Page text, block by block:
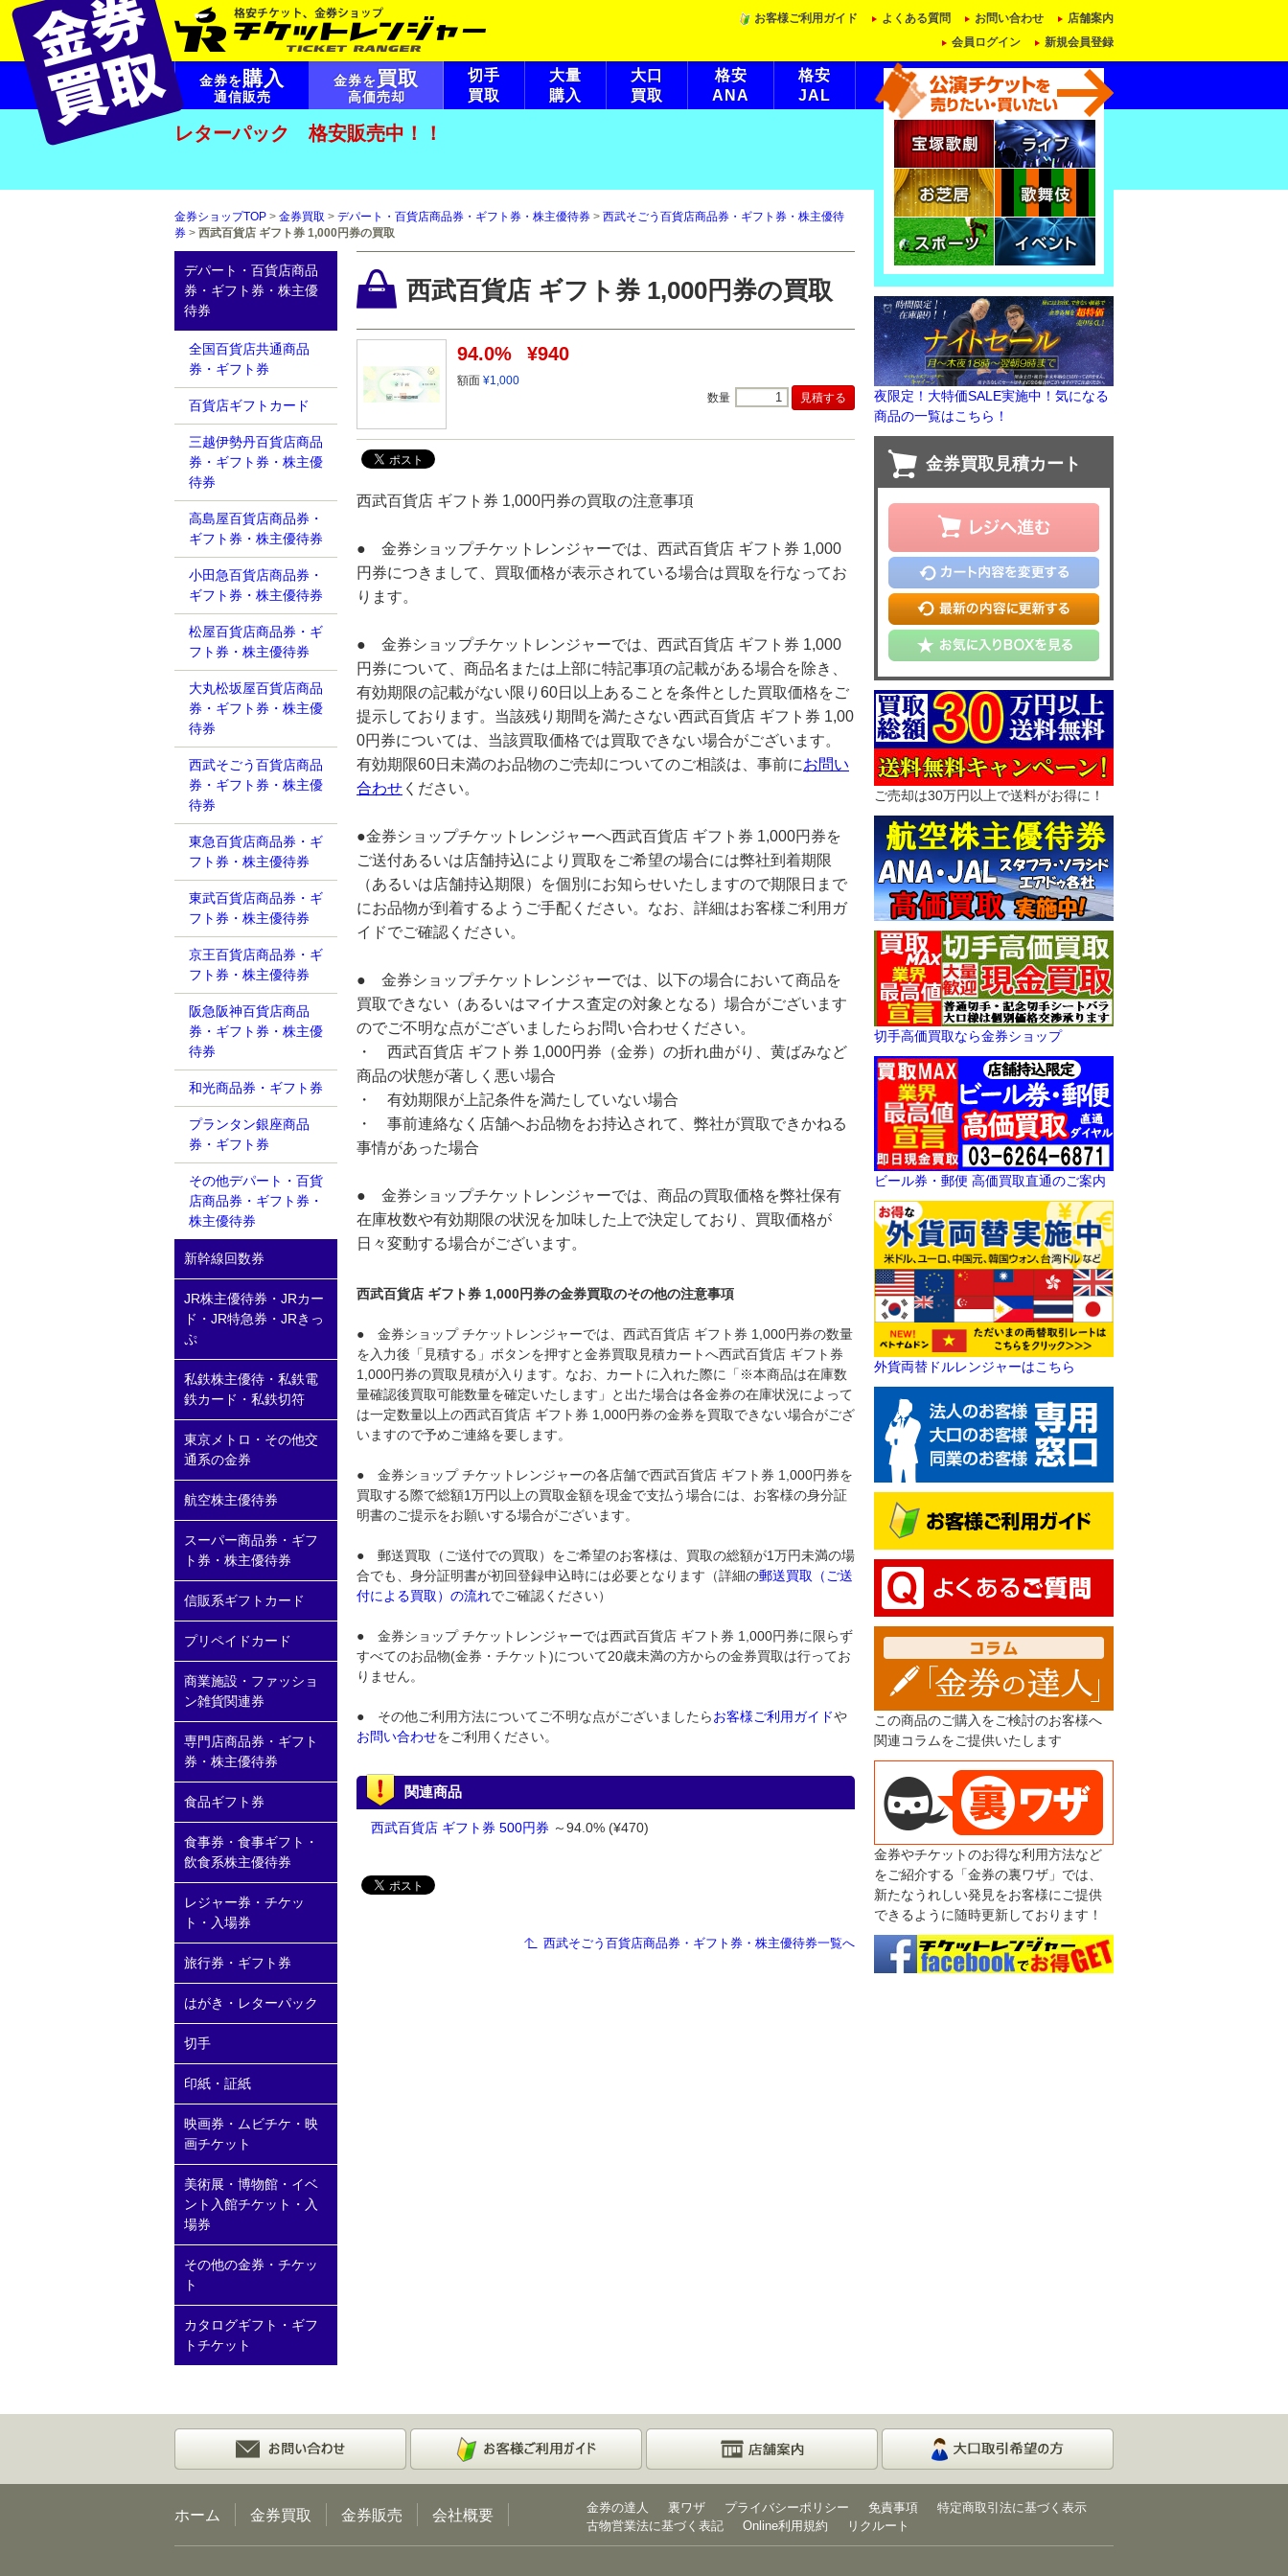
お客様ご利用ガイド よくある質問 お問い合わせ
店舗案内
会員ログイン
新規会員登録
金券を購入
通信販売
金券を買取
高価売却
切手
買取
大量
購入
大口
買取
格安
ANA
格安
JAL
レターパック 格安販売中！！
金券ショップTOP > 金券買取 > デパート・百貨店商品券・ギフト券・株主優待券 > 西武そごう百貨店商品券・ギフト券・株主優待
券 > 西武百貨店 ギフト券 1,000円券の買取
西武百貨店 ギフト券 1,000円券の買取
94.0% ¥940
額面 ¥1,000
数量
西武百貨店 ギフト券 1,000円券の買取の注意事項
● 金券ショップチケットレンジャーでは、西武百貨店 ギフト券 1,000
円券につきまして、買取価格が表示されている場合は買取を行なってお
ります。
● 金券ショップチケットレンジャーでは、西武百貨店 ギフト券 1,000
円券について、商品名または上部に特記事項の記載がある場合を除き、
有効期限の記載がない限り60日以上あることを条件とした買取価格をご
提示しております。当該残り期間を満たさない西武百貨店 ギフト券 1,00
0円券については、当該買取価格では買取できない場合がございます。
有効期限60日未満のお品物のご売却についてのご相談は、事前にお問い
合わせ ください。
●金券ショップチケットレンジャーへ西武百貨店 ギフト券 1,000円券を
ご送付あるいは店舗持込により買取をご希望の場合には弊社到着期限
（あるいは店舗持込期限）を個別にお知らせいたしますので期限日まで
にお品物が到着するようご手配ください。なお、詳細はお客様ご利用ガ
イドでご確認ください。
● 金券ショップチケットレンジャーでは、以下の場合において商品を
買取できない（あるいはマイナス査定の対象となる）場合がございます
のでご不明な点がございましたらお問い合わせください。
・ 西武百貨店 ギフト券 1,000円券（金券）の折れ曲がり、黄ばみなど
商品の状態が著しく悪い場合
・ 有効期限が上記条件を満たしていない場合
・ 事前連絡なく店舗へお品物をお持込されて、弊社が買取できかねる
事情があった場合
● 金券ショップチケットレンジャーでは、商品の買取価格を弊社保有
在庫枚数や有効期限の状況を加味した上で決定しており、買取価格が
日々変動する場合がございます。
西武百貨店 ギフト券 1,000円券の金券買取のその他の注意事項
● 金券ショップ チケットレンジャーでは、西武百貨店 ギフト券 1,000円券の数量
を入力後「見積する」ボタンを押すと金券買取見積カートへ西武百貨店 ギフト券
1,000円券の買取見積が入ります。なお、カートに入れた際に「※本商品は在庫数
量確認後買取可能数量を確定いたします」と出た場合は各金券の在庫状況によって
は一定数量以上の西武百貨店 ギフト券 1,000円券の金券を買取できない場合がござ
いますので予めご連絡を要します。
● 金券ショップ チケットレンジャーの各店舗で西武百貨店 ギフト券 1,000円券を
買取する際で総額1万円以上の買取金額を現金で支払う場合には、お客様の身分証
明書のご提示をお願いする場合がございます。
● 郵送買取（ご送付での買取）をご希望のお客様は、買取の総額が1万円未満の場
合でも、身分証明書が初回登録申込時には必要となります（詳細の郵送買取（ご送
付による買取）の流れでご確認ください）
● 金券ショップ チケットレンジャーでは西武百貨店 ギフト券 1,000円券に限らず
すべてのお品物(金券・チケット)について20歳未満の方からの金券買取は行ってお
りません。
● その他ご利用方法についてご不明な点がございましたらお客様ご利用ガイドや
お問い合わせをご利用ください。
関連商品
西武百貨店 ギフト券 500円券 ～94.0% (¥470)
西武そごう百貨店商品券・ギフト券・株主優待券一覧へ
デパート・百貨店商品
券・ギフト券・株主優
待券
全国百貨店共通商品
券・ギフト券
百貨店ギフトカード
三越伊勢丹百貨店商品
券・ギフト券・株主優
待券
高島屋百貨店商品券・
ギフト券・株主優待券
小田急百貨店商品券・
ギフト券・株主優待券
松屋百貨店商品券・ギ
フト券・株主優待券
大丸松坂屋百貨店商品
券・ギフト券・株主優
待券
西武そごう百貨店商品
券・ギフト券・株主優
待券
東急百貨店商品券・ギ
フト券・株主優待券
東武百貨店商品券・ギ
フト券・株主優待券
京王百貨店商品券・ギ
フト券・株主優待券
阪急阪神百貨店商品
券・ギフト券・株主優
待券
和光商品券・ギフト券
プランタン銀座商品
券・ギフト券
その他デパート・百貨
店商品券・ギフト券・
株主優待券
新幹線回数券
JR株主優待券・JRカー
ド・JR特急券・JRきっ
ぷ
私鉄株主優待・私鉄電
鉄カード・私鉄切符
東京メトロ・その他交
通系の金券
航空株主優待券
スーパー商品券・ギフ
ト券・株主優待券
信販系ギフトカード
プリペイドカード
商業施設・ファッショ
ン雑貨関連券
専門店商品券・ギフト
券・株主優待券
食品ギフト券
食事券・食事ギフト・
飲食系株主優待券
レジャー券・チケッ
ト・入場券
旅行券・ギフト券
はがき・レターパック
切手
印紙・証紙
映画券・ムビチケ・映
画チケット
美術展・博物館・イベ
ント入館チケット・入
場券
その他の金券・チケッ
ト
カタログギフト・ギフ
トチケット
夜限定！大特価SALE実施中！気になる
商品の一覧はこちら！
金券買取見積カート
ご売却は30万円以上で送料がお得に！
切手高価買取なら金券ショップ
ビール券・郵便 高価買取直通のご案内
外貨両替ドルレンジャーはこちら
この商品のご購入をご検討のお客様へ
関連コラムをご提供いたします
金券やチケットのお得な利用方法など
をご紹介する「金券の裏ワザ」では、
新たなうれしい発見をお客様にご提供
できるように随時更新しております！
ホーム 金券買取 金券販売 会社概要 金券の達人 裏ワザ プライバシーポリシー 免責事項
特定商取引法に基づく表示
古物営業法に基づく表記
Online利用規約 リクルート